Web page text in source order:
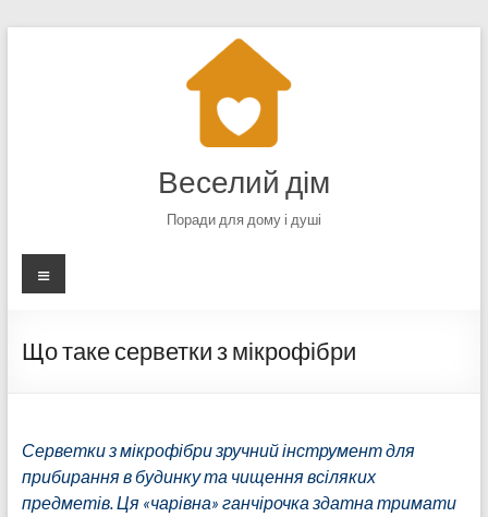
Веселий дім
Поради для дому і душі
Меню
Що таке серветки з мікрофібри
Серветки з мікрофібри зручний інструмент для
прибирання в будинку та чищення всіляких
предметів. Ця «чарівна» ганчірочка здатна тримати